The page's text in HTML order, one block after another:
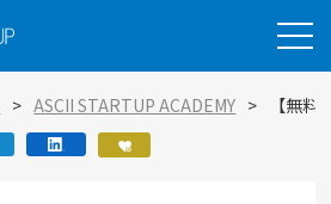
ASCII STARTUP ACADEMY 【無